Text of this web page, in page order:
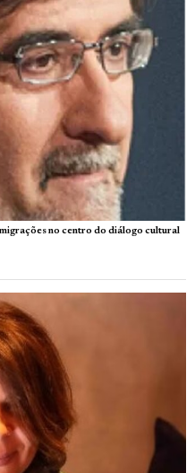
no centro do diálogo cultural